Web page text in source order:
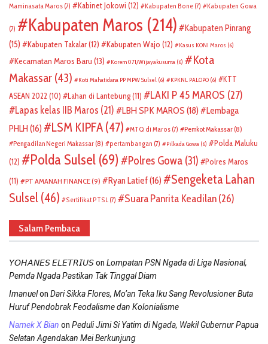
Maminasata Maros (7) Kabinet Jokowi (12) Kabupaten Bone (7) Kabupaten Gowa
(7) Kabupaten Maros (214)
Kabupaten Pinrang
(15)
Kabupaten Takalar(12) Kabupaten Wajo (12) Kasus KONI Maros (6)
Kecamatan Maros Baru (13) Korem 071/Wijayakusuma (6)
Kota
Makassar (43) Koti Mahatidana PP MPW Sulsel (6) KPKNL PALOPO (6)
KTT
ASEAN 2022 (10) Lahan di Lantebung(11) LAKI P 45 MAROS (27)
Lapas kelas IIB Maros (21) LBH SPK MAROS (18)
Lembaga
PHLH (16) LSM KIPFA (47) MTQ di Maros (7) Pemkot Makassar (8)
Pengadilan Negeri Makassar (8) pertambangan (7) Pilkada Gowa (6)
Polda Maluku
(12)
Polda Sulsel (69) Polres Gowa (31)
Polres Maros
(11)
PT AMANAH FINANCE(9) Ryan Latief(16)
Sengeketa Lahan
Sulsel (46) Sertifikat PTSL (7) Suara Panrita Keadilan(26)
Salam Pembaca
𝘠𝘖𝘏𝘈𝘕𝘌𝘚 𝘌𝘓𝘌𝘛𝘙𝘐𝘜𝘚on Lompatan PSN Ngada di Liga Nasional,
Pemda Ngada Pastikan Tak Tinggal Diam
Imanuelon Dari Sikka Flores, Mo’an Teka Iku Sang Revolusioner Buta
Huruf Pendobrak Feodalisme dan Kolonialisme
Namek X Bian on Peduli Jimi Si Yatim di Ngada, Wakil Gubernur Papua
Selatan Agendakan Mei Berkunjung